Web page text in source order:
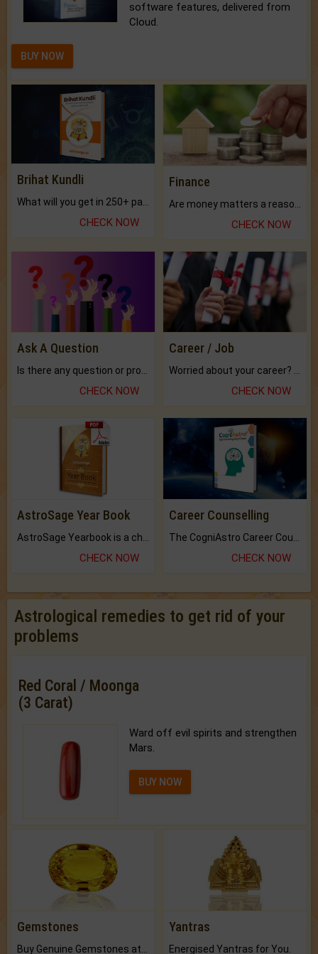
software features, delivered from
Cloud.
BUY NOW
Brihat Kundli
CHECK NOW
Finance
CHECK NOW
Ask A Question
CHECK NOW
Career / Job
CHECK NOW
AstroSage Year Book
CHECK NOW
Career Counselling
CHECK NOW
Astrological remedies to get rid of your
problems
Red Coral / Moonga
(3 Carat)
Ward off evil spirits and strengthen
Mars.
BUY NOW
Gemstones Yantras
Energised Yantras for You.